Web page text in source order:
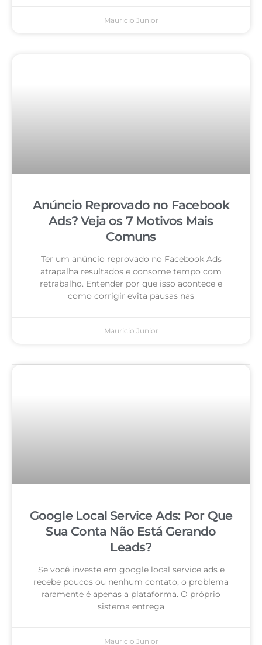
Mauricio Junior
Anúncio Reprovado no Facebook
Ads? Veja os 7 Motivos Mais
Comuns
Ter um anúncio reprovado no Facebook Ads
atrapalha resultados e consome tempo com
retrabalho. Entender por que isso acontece e
como corrigir evita pausas nas
Mauricio Junior
Google Local Service Ads: Por Que
Sua Conta Não Está Gerando
Leads?
Se você investe em google local service ads e
recebe poucos ou nenhum contato, o problema
raramente é apenas a plataforma. O próprio
sistema entrega
Mauricio Junior